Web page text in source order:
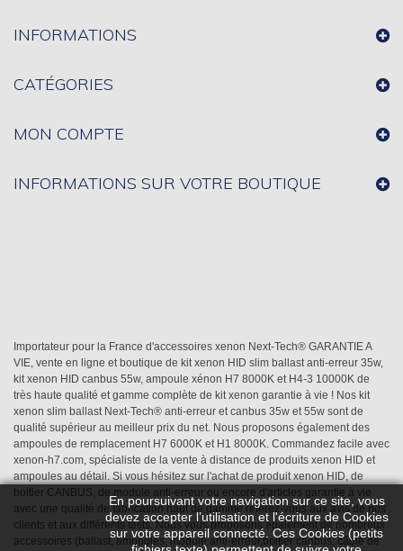
En poursuivant votre navigation sur ce site, vous
devez accepter l’utilisation et l'écriture de Cookies
sur votre appareil connecté. Ces Cookies (petits
INFORMATIONS
Importateur pour la France d'accessoires xenon Next-Tech® GARANTIE A
VIE, vente en ligne et boutique de kit xenon HID slim ballast anti-erreur 35w,
kit xenon HID canbus 55w, ampoule xénon H7 8000K et H4-3 10000K de
très haute qualité et gamme complète de kit xenon garantie à vie ! Nos kit
xenon slim ballast Next-Tech® anti-erreur et canbus 35w et 55w sont de
qualité supérieur au meilleur prix du net. Nous proposons également des
ampoules de remplacement H7 6000K et H1 8000K. Commandez facile avec
xenon-h7.com, spécialiste de la vente à distance de produits xenon HID et
ampoules au détail. Si vous hésitez sur l'achat de produit xenon HID, de
boitier CANBUS, de module anti-erreur ou encore d'articles garantie à vie
avec une qualité de fabrication haut de gamme référez-vous aux avis de nos
clients et aux différents tests. Nous vous proposons également de nombreux
accessoires (ballast, ampoules, module anti-erreur,boitier canbus, câble de
CATÉGORIES
MON COMPTE
INFORMATIONS SUR VOTRE BOUTIQUE